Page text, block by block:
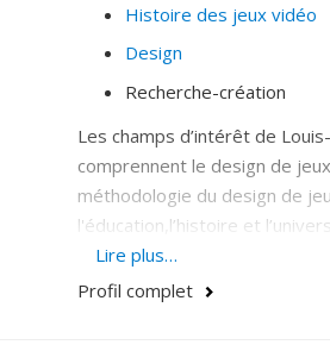
Histoire des jeux vidéo
Design
Recherche-création
Les champs d’intérêt de
comprennent le design de
méthodologie du design de
l'éducation,l’histoire et
liens avec la culture. Il
interactions et aux jeux
Lire plus…
Profil complet